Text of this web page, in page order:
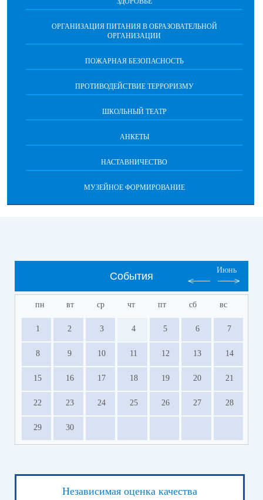
ОРГАНИЗАЦИЯ ПИТАНИЯ В ОБРАЗОВАТЕЛЬНОЙ
ОРГАНИЗАЦИИ
ПОЖАРНАЯ БЕЗОПАСНОСТЬ
ПРОТИВОДЕЙСТВИЕ ТЕРРОРИЗМУ
ШКОЛЬНЫЙ ТЕАТР
АНКЕТЫ
НАСТАВНИЧЕСТВО
МУЗЕЙНОЕ ФОРМИРОВАНИЕ
События
Июнь
пн вт ср чт пт сб вс
1 2 3 4 5 6 7
8 9 10 11 12 13 14
15 16 17 18 19 20 21
22 23 24 25 26 27 28
29 30
Независимая оценка качества